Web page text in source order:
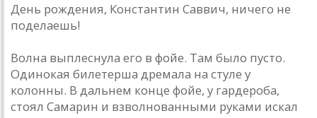
День рождения, Константин Саввич, ничего не
поделаешь!
Волна выплеснула его в фойе. Там было пусто.
Одинокая билетерша дремала на стуле у
колонны. В дальнем конце фойе, у гардероба,
стоял Самарин и взволнованными руками искал